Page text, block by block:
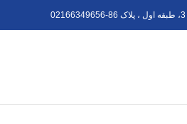
02166349656-8